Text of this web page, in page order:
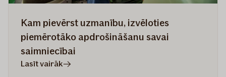
Kam pievērst uzmanību, izvēloties
piemērotāko apdrošināšanu savai
saimniecībai
Lasīt vairākrakstā